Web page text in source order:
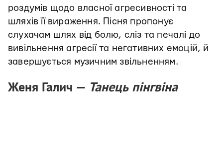
роздумів щодо власної агресивності та
шляхів її вираження. Пісня пропонує
слухачам шлях від болю, сліз та печалі до
вивільнення агресії та негативних емоцій, й
завершується музичним звільненням.
Женя Галич — Танець пінгвіна